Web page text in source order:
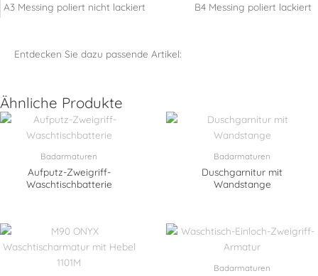
A3 Messing poliert nicht lackiert B4 Messing poliert lackiert
Entdecken Sie dazu passende Artikel:
Ähnliche Produkte
Badarmaturen
Aufputz-Zweigriff-
Waschtischbatterie
Badarmaturen
Duschgarnitur mit
Wandstange
Badarmaturen